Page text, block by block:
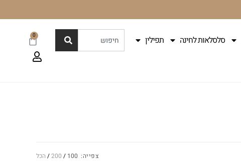
סלסלאות לחינה
תפילין
0
צפייה: 100
200 הכל